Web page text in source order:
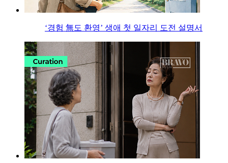
‘경험 無도 환영’ 생애 첫 일자리 도전 설명서